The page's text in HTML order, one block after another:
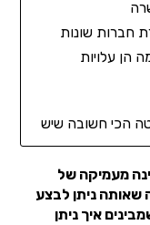
חברות שונות
עלויות
הכי חשובה שיש
מעמיקה של
שאותה ניתן לבצע
איך ניתן